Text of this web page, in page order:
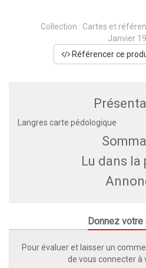
Collection : Cartes et
Janvier
Référencer ce
Langres carte pédologique
Lu dans la
Donnez votre
Pour évaluer et laisser un
de vous connecter à